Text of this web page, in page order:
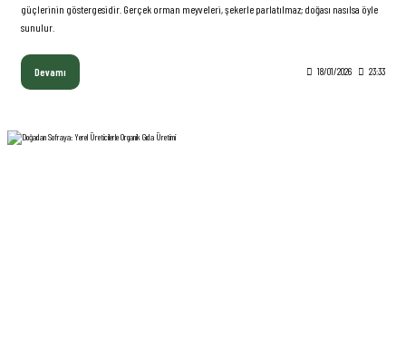
güçlerinin göstergesidir. Gerçek orman meyveleri, şekerle parlatılmaz; doğası nasılsa öyle
sunulur.
Devamı 18/01/2026 23:33